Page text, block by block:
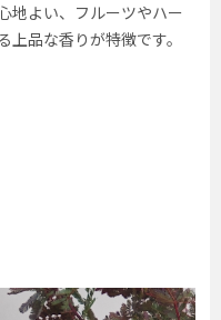
地よい、フルーツやハー
品な香りが特徴です。